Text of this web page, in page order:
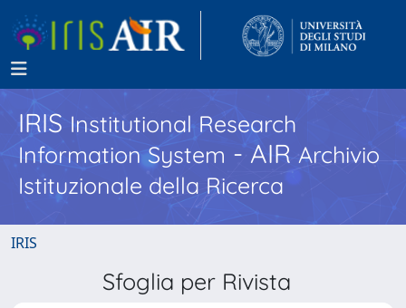
IRISInstitutional Research
Information System - AIR Archivio
Istituzionale della Ricerca
IRIS
Sfoglia per Rivista